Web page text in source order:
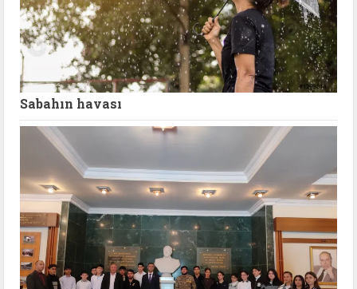
Sabahın havası